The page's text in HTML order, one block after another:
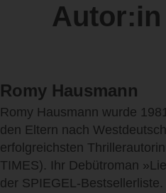
Autor:in
Romy Hausmann
Romy Hausmann wurde
den Eltern nach
erfolgreichsten
TIMES). Ihr Debütroman
der SPIEGEL-